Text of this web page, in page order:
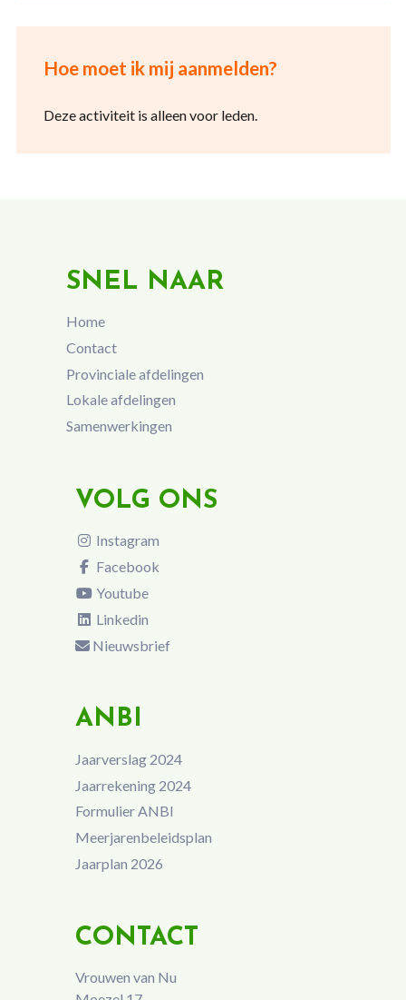
Hoe moet ik mij aanmelden?
Deze activiteit is alleen voor leden.
SNEL NAAR
Home
Contact
Provinciale afdelingen
Lokale afdelingen
Samenwerkingen
VOLG ONS
Instagram
Facebook
Youtube
Linkedin
Nieuwsbrief
ANBI
Jaarverslag 2024
Jaarrekening 2024
Formulier ANBI
Meerjarenbeleidsplan
Jaarplan 2026
CONTACT
Vrouwen van Nu